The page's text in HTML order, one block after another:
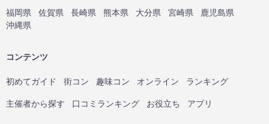
福岡県
佐賀県 長崎県 熊本県 大分県 宮崎県
鹿児島県
沖縄県
コンテンツ
初めてガイド 街コン 趣味コン オンライン ランキング
主催者から探す 口コミランキング お役立ち アプリ